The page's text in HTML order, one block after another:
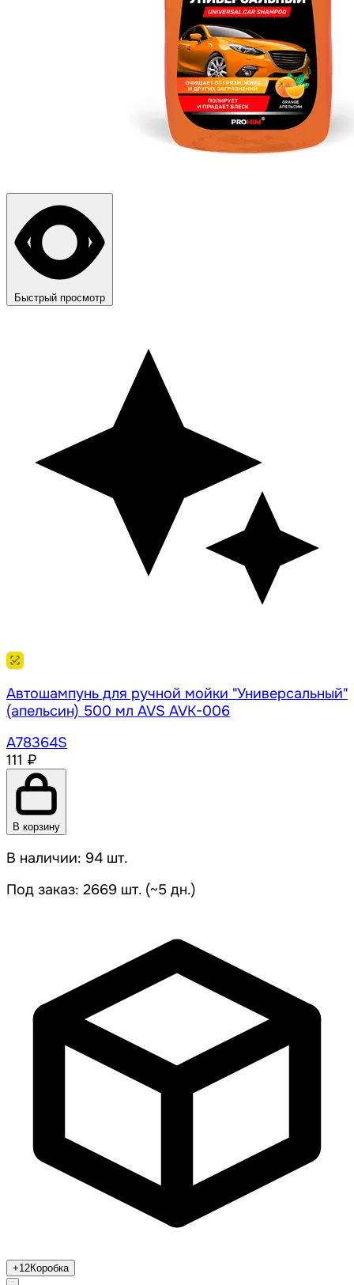
Быстрый просмотр
Автошампунь для ручной мойки "Универсальный"
(апельсин) 500 мл AVS AVK-006
A78364S
111 ₽
В корзину
В наличии: 94 шт.
Под заказ: 2669 шт. (~5 дн.)
+12Коробка